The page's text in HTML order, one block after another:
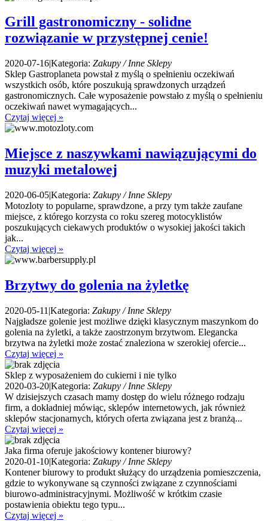
Grill gastronomiczny - solidne
rozwiązanie w przystępnej cenie!
2020-07-16|Kategoria: Zakupy / Inne Sklepy
Sklep Gastroplaneta powstał z myślą o spełnieniu oczekiwań
wszystkich osób, które poszukują sprawdzonych urządzeń
gastronomicznych. Całe wyposażenie powstało z myślą o spełnieniu
oczekiwań nawet wymagających...
Czytaj więcej »
Miejsce z naszywkami nawiązującymi do
muzyki metalowej
2020-06-05|Kategoria: Zakupy / Inne Sklepy
Motozloty to popularne, sprawdzone, a przy tym także zaufane
miejsce, z którego korzysta co roku szereg motocyklistów
poszukujących ciekawych produktów o wysokiej jakości takich
jak...
Czytaj więcej »
Brzytwy do golenia na żyletkę
2020-05-11 |Kategoria: Zakupy / Inne Sklepy
Najgładsze golenie jest możliwe dzięki klasycznym maszynkom do
golenia na żyletki, a także zaostrzonym brzytwom. Elegancka
brzytwa na żyletki może zostać znaleziona w szerokiej ofercie...
Czytaj więcej »
Sklep z wyposażeniem do cukierni i nie tylko
2020-03-20|Kategoria: Zakupy / Inne Sklepy
W dzisiejszych czasach mamy dostęp do wielu różnego rodzaju
firm, a dokładniej mówiąc, sklepów internetowych, jak również
sklepów stacjonarnych, których oferta związana jest z branżą...
Czytaj więcej »
Jaka firma oferuje jakościowy kontener biurowy?
2020-01-10|Kategoria: Zakupy / Inne Sklepy
Kontener biurowy to produkt służący do urządzenia pomieszczenia,
gdzie to wykonywane są czynności związane z czynnościami
biurowo-administracyjnymi. Możliwość w krótkim czasie
postawienia obiektu tego typu...
Czytaj więcej »